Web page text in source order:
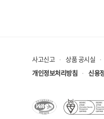
사고신고 상품 공시실
개인정보처리방침
신용